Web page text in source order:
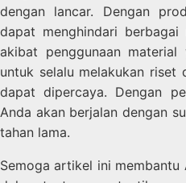
dengan lancar. Dengan
dapat menghindari
akibat penggunaan
untuk selalu melakukan
dapat dipercaya. Dengan
Anda akan berjalan dengan
tahan lama.
Semoga artikel ini membantu